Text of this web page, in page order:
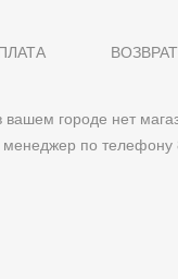
городе нет
по